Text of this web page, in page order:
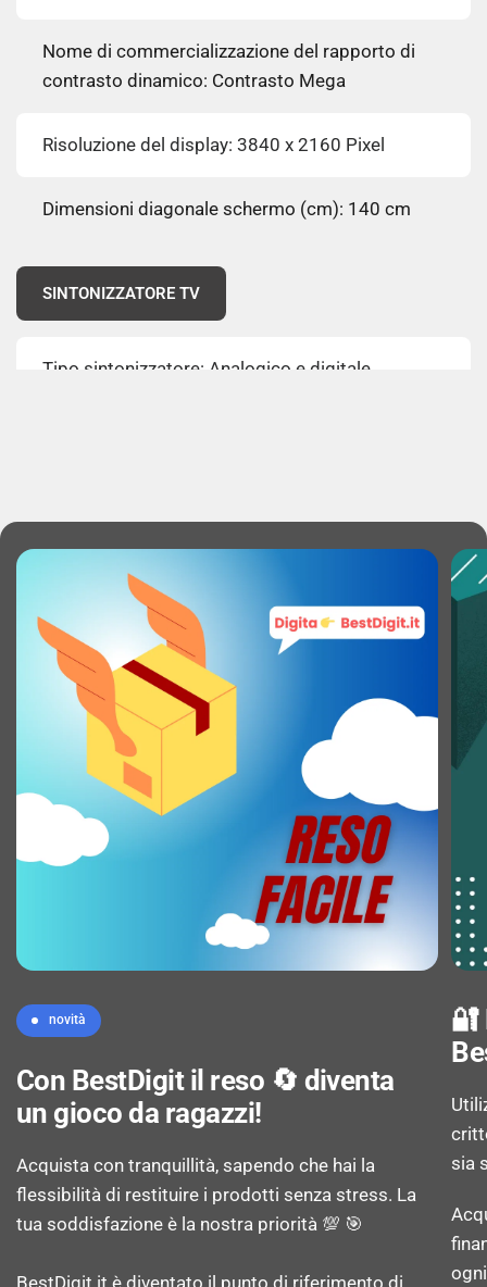
Nome di commercializzazione del rapporto di
contrasto dinamico: Contrasto Mega
Risoluzione del display: 3840 x 2160 Pixel
Dimensioni diagonale schermo (cm): 140 cm
SINTONIZZATORE TV
Tipo sintonizzatore: Analogico e digitale
TV SMART
Smart TV: Sì
Internet TV: Sì
Sistema operativo incluso: Tizen
Supporto Apple AirPlay 2: Sì
Hybrid Broadcast Broadband TV (HbbTV): Sì
Versione Hybrid Broadcast Broadband TV
(HbbTV): 2.0.3
AUDIO
Numero di altoparlanti: 2
novità
Con BestDigit il reso 🔄 diventa
un gioco da ragazzi!
Acquista con tranquillità, sapendo che hai la
flessibilità di restituire i prodotti senza stress. La
tua soddisfazione è la nostra priorità 💯 🎯
BestDigit.it è diventato il punto di riferimento di
🔐
sia